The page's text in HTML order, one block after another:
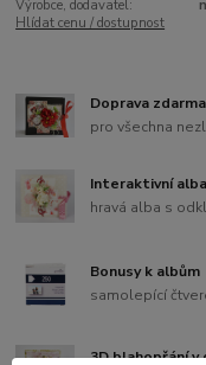
Výrobce, dodavatel:
Hlídat cenu / dostupnost
Doprava zdarma
pro všechna
Interaktivní alba
hravá alba s
Bonusy k albům
samolepící
3D blahopřání v